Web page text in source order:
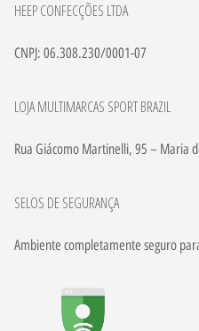
HEEP CONFECÇÕES LTDA
CNPJ: 06.308.230/0001-07
LOJA MULTIMARCAS SPORT BRAZIL
Rua Giácomo Martinelli, 95 – Maria
SELOS DE SEGURANÇA
Ambiente completamente seguro